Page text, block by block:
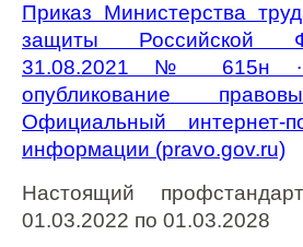
Приказ Министерства
защиты Российской
31.08.2021 № 615н ∙
опубликование
Официальный интернет-
информации (pravo.gov.ru)
Настоящий
01.03.2022 по 01.03.2028